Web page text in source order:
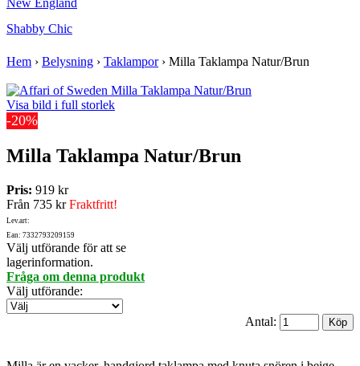
New England
Shabby Chic
Hem › Belysning › Taklampor› Milla Taklampa Natur/Brun
Visa bild i full storlek
-20%
Milla Taklampa Natur/Brun
Pris: 919 kr
Från 735 krFraktfritt!
Lev.art:
Ean: 7332793209159
Välj utförande för att se
lagerinformation.
Fråga om denna produkt
Välj utförande:
Antal: